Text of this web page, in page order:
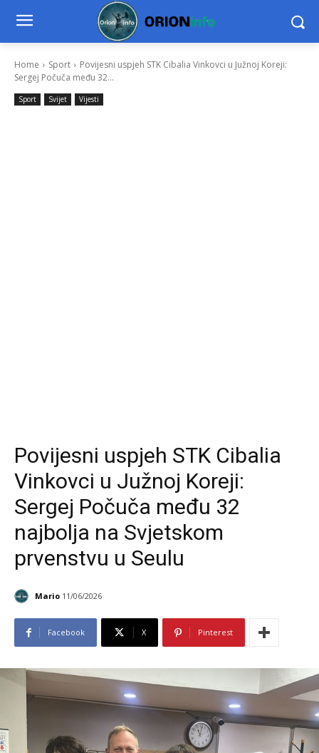
Home Sport
Povijesni uspjeh STK Cibalia Vinkovci u Južnoj Koreji:
Sergej Počuča među 32...
Sport Svijet Vijesti
Povijesni uspjeh STK Cibalia
Vinkovci u Južnoj Koreji:
Sergej Počuča među 32
najbolja na Svjetskom
prvenstvu u Seulu
Mario 11/06/2026
Facebook X Pinterest